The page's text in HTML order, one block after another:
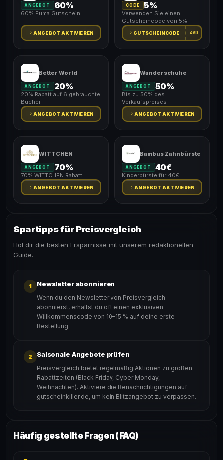
ANGEBOT 60%
60% Puma Gutschein
ANGEBOT AKTIVIEREN
CODE 5%
Verwenden Sie einen
Gutscheincode von 5%
GUTSCHEINCODE 4AD
Better World
ANGEBOT 20%
20% Rabatt auf 6 gebrauchte
Bücher
ANGEBOT AKTIVIEREN
Wanderschuhe
ANGEBOT 50%
Bis zu 50% des
Verkaufspreises
ANGEBOT AKTIVIEREN
WITTCHEN
ANGEBOT 70%
70% WITTCHEN Rabatt
ANGEBOT AKTIVIEREN
Bambus Zahnbürste
ANGEBOT 40€
Kinderbürste für 40€.
ANGEBOT AKTIVIEREN
Spartipps für Preisvergleich
Hol dir die besten Ersparnisse mit unserem redaktionellen
Guide.
1 Newsletter abonnieren
Wenn du den Newsletter von Preisvergleich
abonnierst, erhältst du oft einen exklusiven
Willkommenscode von 10–15 % auf deine erste
Bestellung.
2 Saisonale Angebote prüfen
Preisvergleich bietet regelmäßig Aktionen zu großen
Rabattzeiten (Black Friday, Cyber Monday,
Weihnachten). Aktiviere die Benachrichtigungen auf
gutscheinkiller.de, um kein Blitzangebot zu verpassen.
Häufig gestellte Fragen (FAQ)